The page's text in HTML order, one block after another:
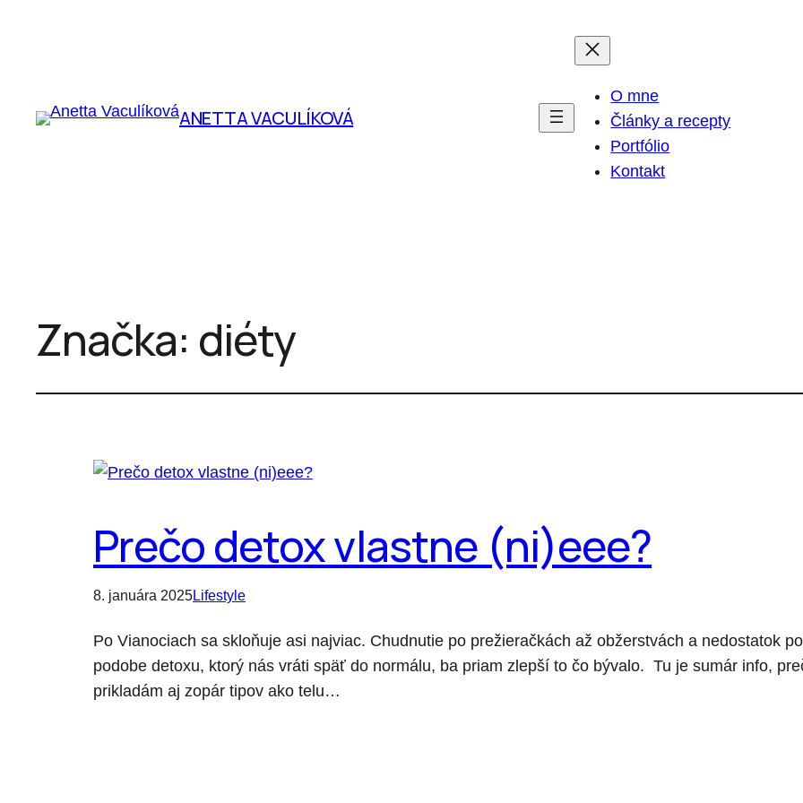
ANETTA VACULÍKOVÁ
O mne
Články a recepty
Portfólio
Kontakt
Značka: diéty
Prečo detox vlastne (ni)eee?
8. januára 2025Lifestyle
Po Vianociach sa skloňuje asi najviac. Chudnutie po prežieračkách až obžerstvách a nedostatok
podobe detoxu, ktorý nás vráti späť do normálu, ba priam zlepší to čo bývalo. Tu je sumár info,
prikladám aj zopár tipov ako telu…